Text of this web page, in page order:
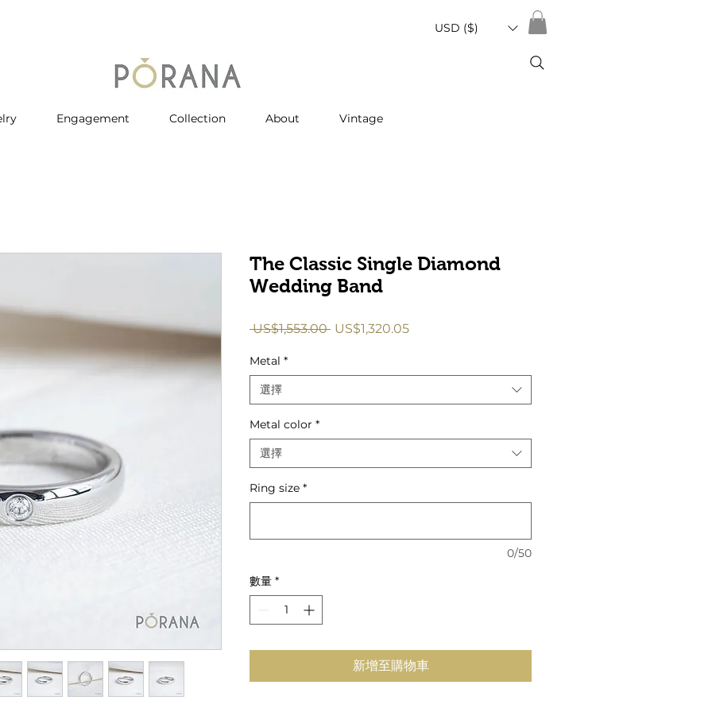
USD ($)
Engagement Collection About Vintage
The Classic Single Diamond
Wedding Band
US$1,553.00 一
格
US$1,320.05促
格
Metal *
選擇
Metal color *
選擇
Ring size *
0/50
數量 *
新增至購物車